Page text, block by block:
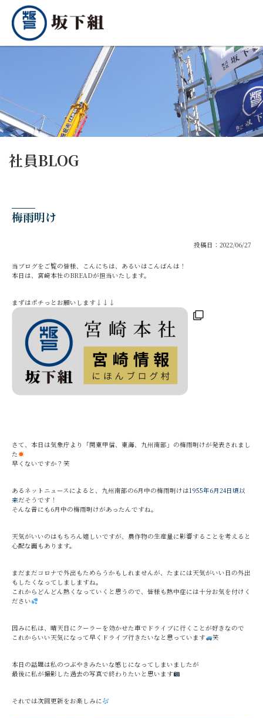
社員BLOG
梅雨明け
投稿日：2022/06/27
当ブログをご覧の皆様、こんにちは、あるいはこんばんは！
本日は、宮崎本社のBREADが担当いたします。
まずはポチっとお願いします↓↓↓
さて、本日は気象庁より「関東甲信、東海、九州南部」の梅雨明けが発表されまし
た☀
早くないですか？笑
あるネットニュースによると、九州南部の6月中の梅雨明けは1955年6月24日頃以
来だそうです！
そんな昔にも6月中の梅雨明けがあったんですね。
天気がいいのはもちろん嬉しいですが、農作物の生産量に影響することを考えると
心配な面もあります。
まだまだコロナで外出もためらうかもしれませんが、たまには天気がいい日の外出
もしたくなってしましますね。
これからどんどん熱くなっていくと思うので、皆様も熱中症には十分お気を付けく
ださい
因みに私は、晴天日にクーラーを効かせた車でドライブに行くことが好きなので
これからいい天気になって早くドライブ行きたいなと思っています
笑
本日の話題は私のつぶやきみたいな感じになってしまいましたが
最後に私が撮影した過去の写真で終わりたいと思います
それでは次回更新をお楽しみに